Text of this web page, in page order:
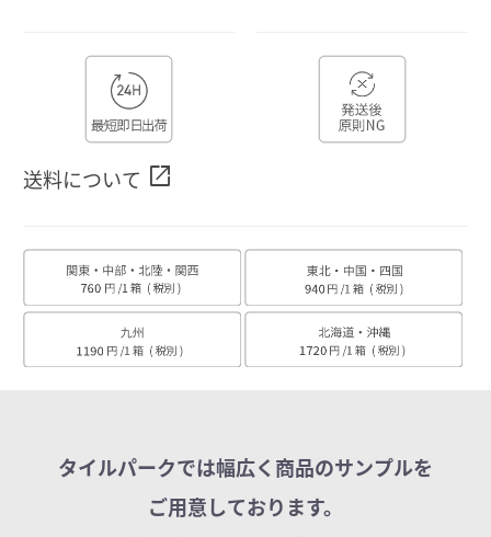
送料について open_in_new
タイルパークでは幅広く商品のサンプルを
ご用意しております。